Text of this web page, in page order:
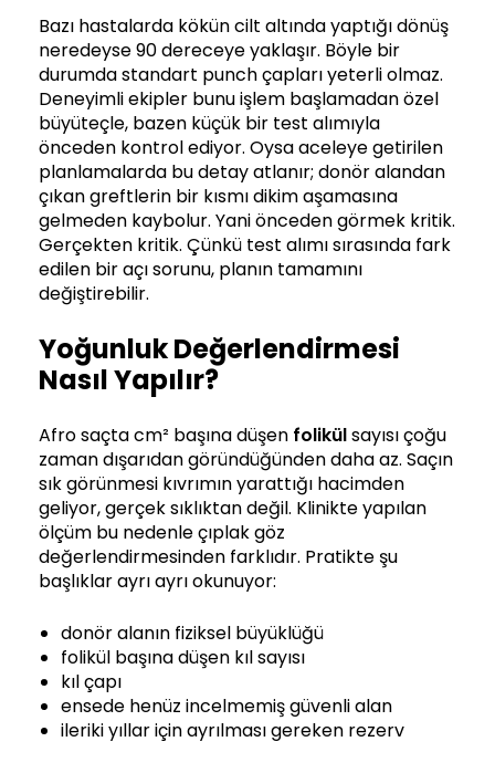
Bazı hastalarda kökün cilt altında yaptığı dönüş
neredeyse 90 dereceye yaklaşır. Böyle bir
durumda standart punch çapları yeterli olmaz.
Deneyimli ekipler bunu işlem başlamadan özel
büyüteçle, bazen küçük bir test alımıyla
önceden kontrol ediyor. Oysa aceleye getirilen
planlamalarda bu detay atlanır; donör alandan
çıkan greftlerin bir kısmı dikim aşamasına
gelmeden kaybolur. Yani önceden görmek kritik.
Gerçekten kritik. Çünkü test alımı sırasında fark
edilen bir açı sorunu, planın tamamını
değiştirebilir.
Yoğunluk Değerlendirmesi
Nasıl Yapılır?
Afro saçta cm² başına düşen folikülsayısı çoğu
zaman dışarıdan göründüğünden daha az. Saçın
sık görünmesi kıvrımın yarattığı hacimden
geliyor, gerçek sıklıktan değil. Klinikte yapılan
ölçüm bu nedenle çıplak göz
değerlendirmesinden farklıdır. Pratikte şu
başlıklar ayrı ayrı okunuyor:
donör alanın fiziksel büyüklüğü
folikül başına düşen kıl sayısı
kıl çapı
ensede henüz incelmemiş güvenli alan
ileriki yıllar için ayrılması gereken rezerv